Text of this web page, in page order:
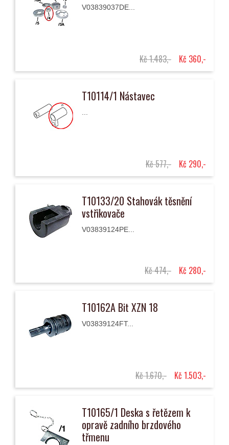
V03839037DE...
Kč 1.483,- Kč 360,-
T10114/1 Nástavec
Kč 577,- Kč 290,-
T10133/20 Stahovák těsnění
vstřikovače
V03839124PE...
Kč 474,- Kč 280,-
T10162A Bit XZN 18
V03839124FT...
Kč 1.670,- Kč 1.503,-
T10165/1 Deska s řetězem k
opravě zadního brzdového
třmenu